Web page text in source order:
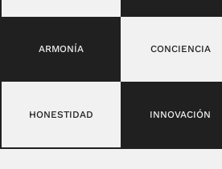
ARMONÍA CONCIENCIA
HONESTIDAD INNOVACIÓN